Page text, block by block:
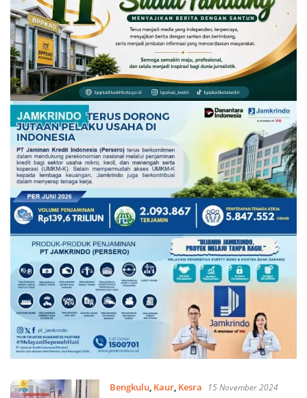
Bengkulu, Kaur, Kesra
15 November 2024